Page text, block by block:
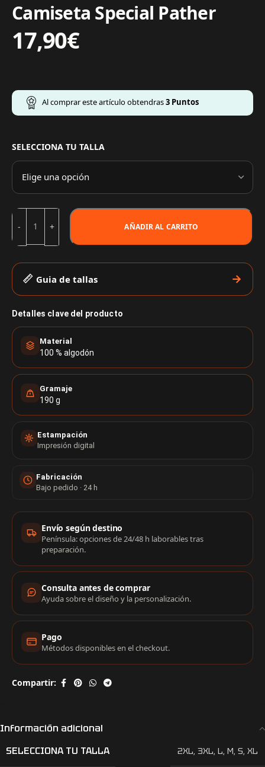
Camiseta Special Pather
17,90€
Al comprar este artículo obtendras3 Puntos
SELECCIONA TU TALLA
AÑADIR AL CARRITO
Guia de tallas
Detalles clave del producto
Material
100 % algodón
Gramaje
190 g
Estampación
Impresión digital
Fabricación
Bajo pedido · 24 h
Información de compra
Envío según destino
Península: opciones de 24/48 h laborables tras
preparación.
Consulta antes de comprar
Ayuda sobre el diseño y la personalización.
Pago
Métodos disponibles en el checkout.
Compartir:
Información adicional
SELECCIONA TU TALLA
2XL, 3XL, L, M, S, XL